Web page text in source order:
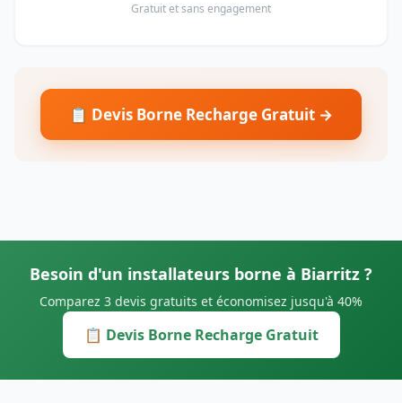
Gratuit et sans engagement
📋 Devis Borne Recharge Gratuit →
Besoin d'un installateurs borne à Biarritz ?
Comparez 3 devis gratuits et économisez jusqu'à 40%
📋 Devis Borne Recharge Gratuit